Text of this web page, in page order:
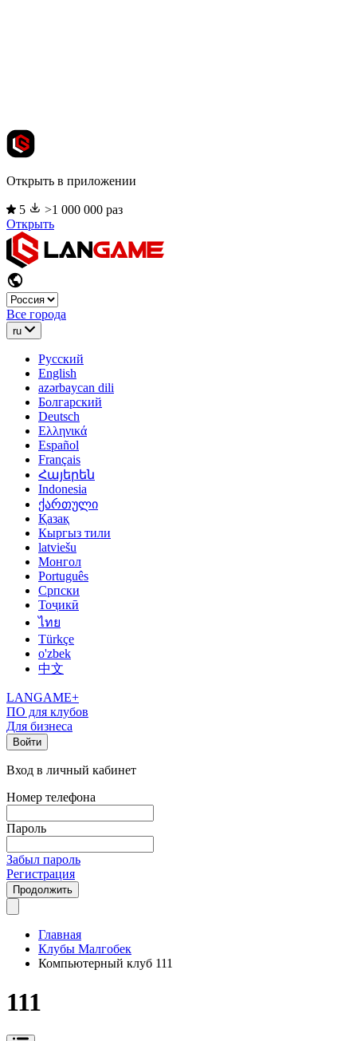
Открыть в приложении
5
>1 000 000 раз
Открыть
Все города
ru
Русский
English
azərbaycan dili
Болгарский
Deutsch
Ελληνικά
Español
Français
Հայերեն
Indonesia
ქართული
Қазақ
Кыргыз тили
latviešu
Монгол
Português
Српски
Тоҷикӣ
ไทย
Türkçe
o'zbek
中文
LANGAME+
ПО для клубов
Для бизнеса
Войти
Вход в личный кабинет
Номер телефона
Пароль
Забыл пароль
Регистрация
Продолжить
Главная
Клубы Малгобек
Компьютерный клуб 111
111